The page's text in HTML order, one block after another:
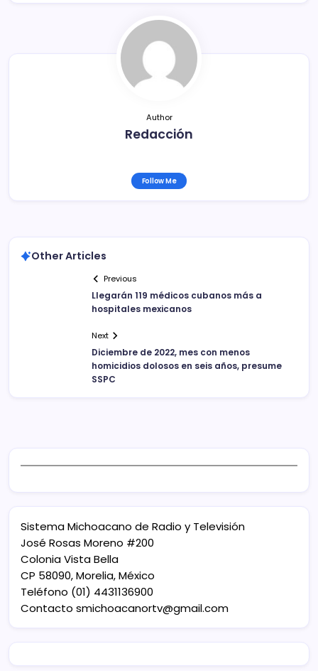
ar
tir
Author
Redacción
Follow Me
Other Articles
Previous
Llegarán 119 médicos cubanos más a
hospitales mexicanos
Next
Diciembre de 2022, mes con menos
homicidios dolosos en seis años, presume
SSPC
Sistema Michoacano de Radio y Televisión
José Rosas Moreno #200
Colonia Vista Bella
CP 58090, Morelia, México
Teléfono (01) 4431136900
Contacto smichoacanortv@gmail.com